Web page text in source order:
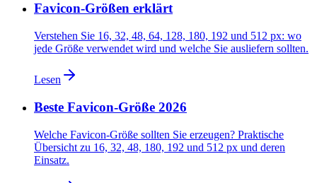
Favicon-Größen erklärt
Verstehen Sie 16, 32, 48, 64, 128, 180, 192 und 512 px: wo
jede Größe verwendet wird und welche Sie ausliefern sollten.
Lesen
Beste Favicon-Größe 2026
Welche Favicon-Größe sollten Sie erzeugen? Praktische
Übersicht zu 16, 32, 48, 180, 192 und 512 px und deren
Einsatz.